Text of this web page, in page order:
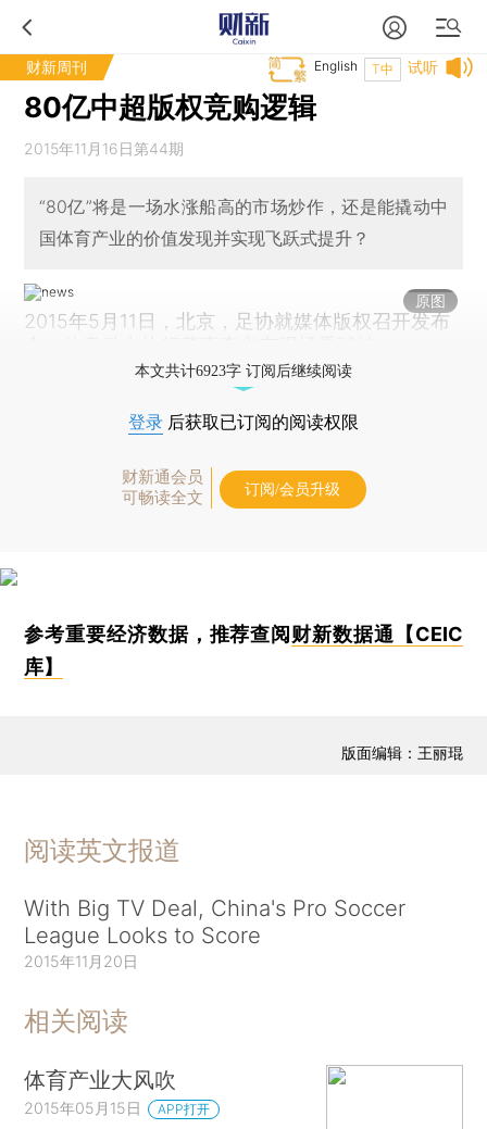
财新周刊 试听
T中
English
80亿中超版权竞购逻辑
2015年11月16日第44期
“80亿”将是一场水涨船高的市场炒作，还是能撬动中
国体育产业的价值发现并实现飞跃式提升？
原图
2015年5月11日，北京，足协就媒体版权召开发布
本文共计6923字 订阅后继续阅读
登录 后获取已订阅的阅读权限
财新通会员
可畅读全文
订阅/会员升级
参考重要经济数据，推荐查阅 财新数据通【CEIC
库】
版面编辑：王丽琨
阅读英文报道
With Big TV Deal, China's Pro Soccer
League Looks to Score
2015年11月20日
相关阅读
体育产业大风吹
2015年05月15日 APP打开